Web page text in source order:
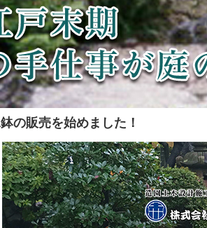
の販売を始めました！